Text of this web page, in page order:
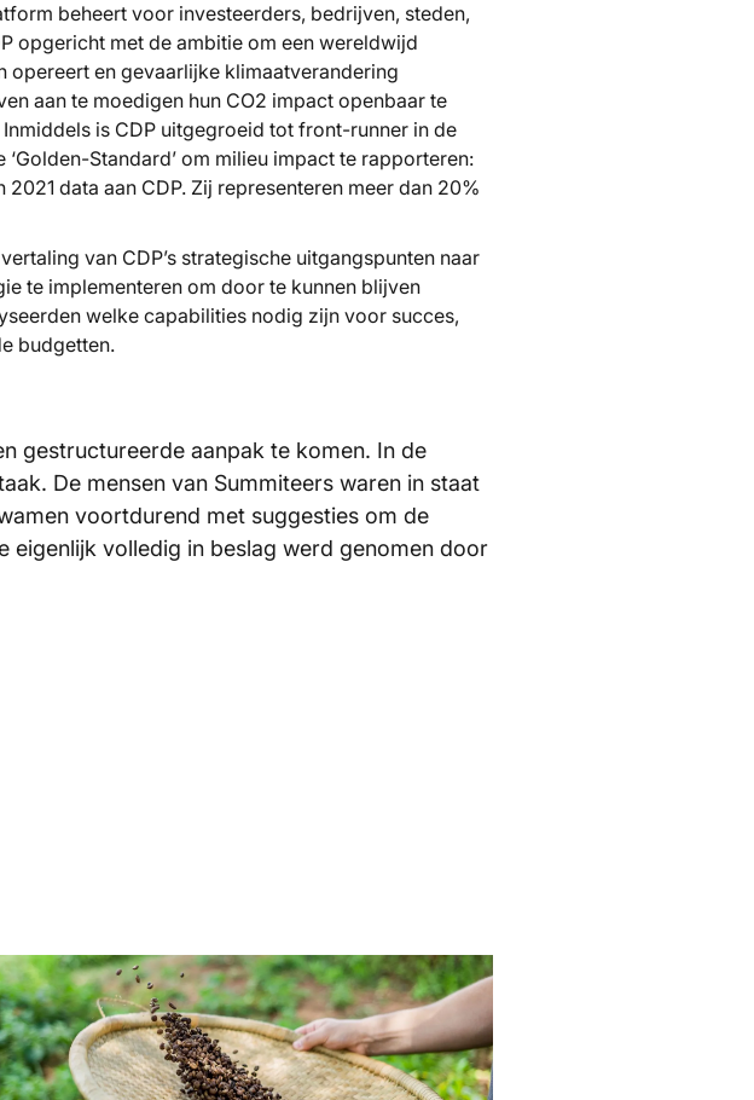
beheert voor investeerders, bedrijven, steden,
opgericht met de ambitie om een wereldwijd
opereert en gevaarlijke klimaatverandering
aan te moedigen hun CO2 impact openbaar te
is CDP uitgegroeid tot front-runner in de
Standard’ om milieu impact te rapporteren:
data aan CDP. Zij representeren meer dan 20%
van CDP’s strategische uitgangspunten naar
te implementeren om door te kunnen blijven
welke capabilities nodig zijn voor succes,
budgetten.
gestructureerde aanpak te komen. In de
De mensen van Summiteers waren in staat
voortdurend met suggesties om de
volledig in beslag werd genomen door